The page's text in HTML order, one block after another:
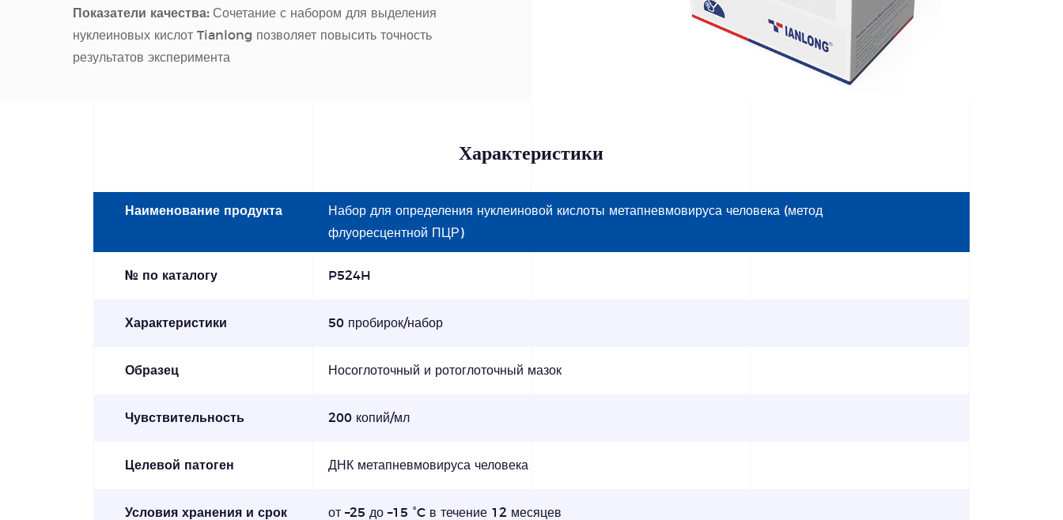
Показатели качества: Сочетание с набором для выделения
нуклеиновых кислот Tianlong позволяет повысить точность
результатов эксперимента
Характеристики
Наименование продукта
Набор для определения нуклеиновой кислоты метапневмовируса человека (метод
флуоресцентной ПЦР)
№ по каталогу P524H
Характеристики 50 пробирок/набор
Образец Носоглоточный и ротоглоточный мазок
Чувствительность 200 копий/мл
Целевой патоген ДНК метапневмовируса человека
Условия хранения и срок
от –25 до –15 °C в течение 12 месяцев